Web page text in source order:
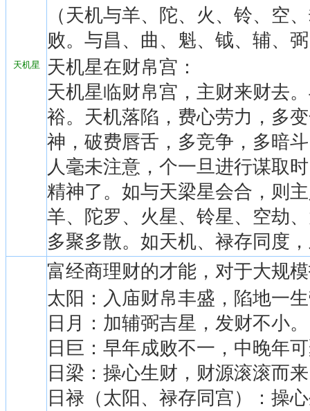
天机星
（天机与羊、陀、火、铃、空
败。与昌、曲、魁、钺、辅、
天机星在财帛宫：
天机星临财帛宫，主财来财去
裕。天机落陷，费心劳力，多
神，破费唇舌，多竞争，多暗
人毫未注意，个一旦进行谋取
精神了。如与天梁星会合，则
羊、陀罗、火星、铃星、空劫
多聚多散。如天机、禄存同度
富经商理财的才能，对于大规
太阳：入庙财帛丰盛，陷地一
日月：加辅弼吉星，发财不小。
日巨：早年成败不一，中晚年
日梁：操心生财，财源滚滚而
日禄（太阳、禄存同宫）：操